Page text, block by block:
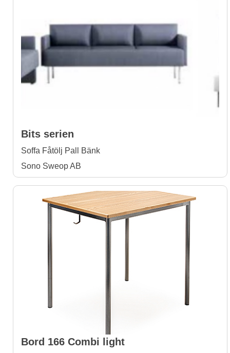
Bits serien
Soffa Fåtölj Pall Bänk
Sono Sweop AB
Bord 166 Combi light